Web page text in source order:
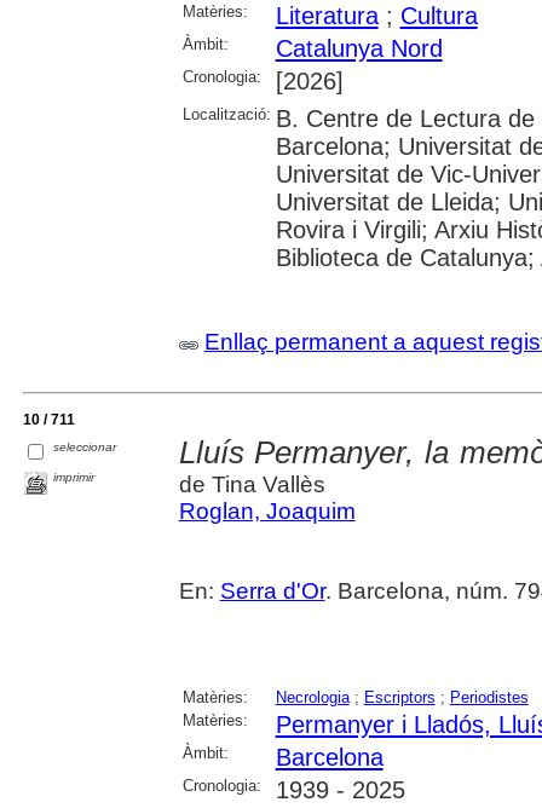
Matèries: Literatura; Cultura
Àmbit: Catalunya Nord
Cronologia: [2026]
Localització: B. Centre de Lectura
Barcelona; Universitat
Universitat de Vic-
Universitat de Lleida;
Rovira i Virgili; Arxiu
Biblioteca de
Enllaç permanent a aquest
10 / 711
seleccionar
imprimir
Lluís Permanyer, la
de Tina Vallès
Roglan, Joaquim
En: Serra d'Or. Barcelona, núm.
Matèries: Necrologia; Escriptors ; Periodistes
Matèries:
Permanyer i Lladós,
Àmbit: Barcelona
Cronologia: 1939 - 2025